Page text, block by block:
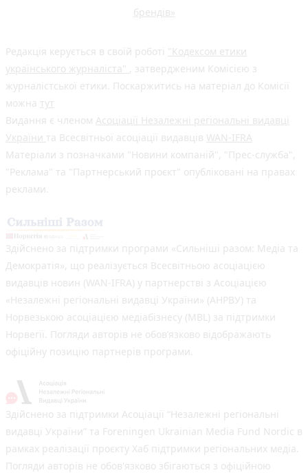
брендів»
Редакція керується в своїй роботі "Кодексом етики
українського журналіста" , затвердженим Комісією з
журналістської етики. Поскаржитись на матеріал до Комісії
можна тут
Видання є членом Асоціації Незалежні регіональні видавці
України та Всесвітньої асоціації видавців WAN-IFRA
Матеріали з позначками "Новини компаній", "Прес-служба",
"Реклама" та "Партнерський проєкт" опубліковані на правах
реклами.
Здійснено за підтримки програми «Сильніші разом: Медіа та
Демократія», що реалізується Всесвітньою асоціацією
видавців новин (WAN-IFRA) у партнерстві з Асоціацією
«Незалежні регіональні видавці України» (АНРВУ) та
Норвезькою асоціацією медіабізнесу (MBL) за підтримки
Норвегії. Погляди авторів не обов’язково відображають
офіційну позицію партнерів програми.
Здійснено за підтримки Асоціації “Незалежні регіональні
видавці України” та Foreningen Ukrainian Media Fund Nordic в
рамках реалізації проєкту Хаб підтримки регіональних медіа.
Погляди авторів не обов'язково збігаються з офіційною